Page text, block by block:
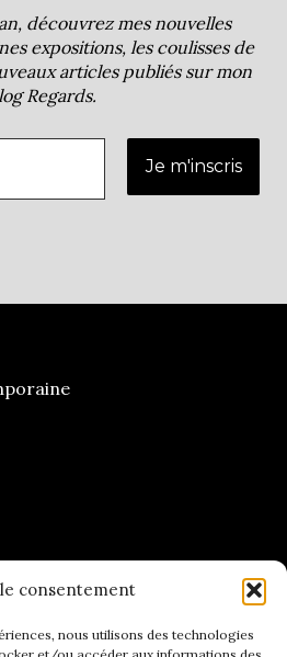
consentement
nous utilisons des technologies
découvrez mes nouvelles
expositions, les coulisses de
articles publiés sur mon
Regards.